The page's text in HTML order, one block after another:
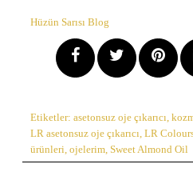
Hüzün Sarısı Blog
Etiketler: asetonsuz oje çıkarıcı,
LR asetonsuz oje çıkarıcı, LR
ürünleri, ojelerim, Sweet Almond Oil